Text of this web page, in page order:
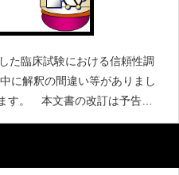
臨床試験における信頼性調
に解釈の間違い等がありまし
す。 本文書の改訂は予告な
規制要件等の改定1. はじめに2